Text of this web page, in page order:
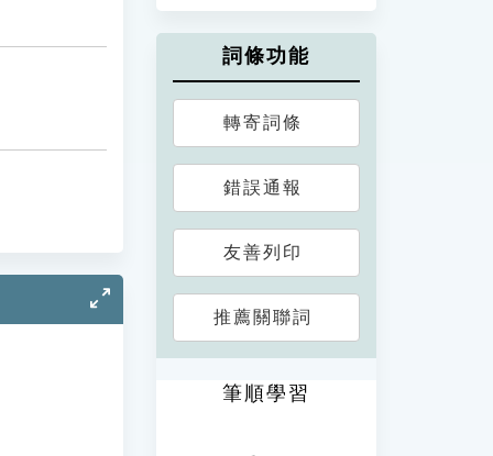
詞條功能
轉寄詞條
錯誤通報
友善列印
推薦關聯詞
筆順學習